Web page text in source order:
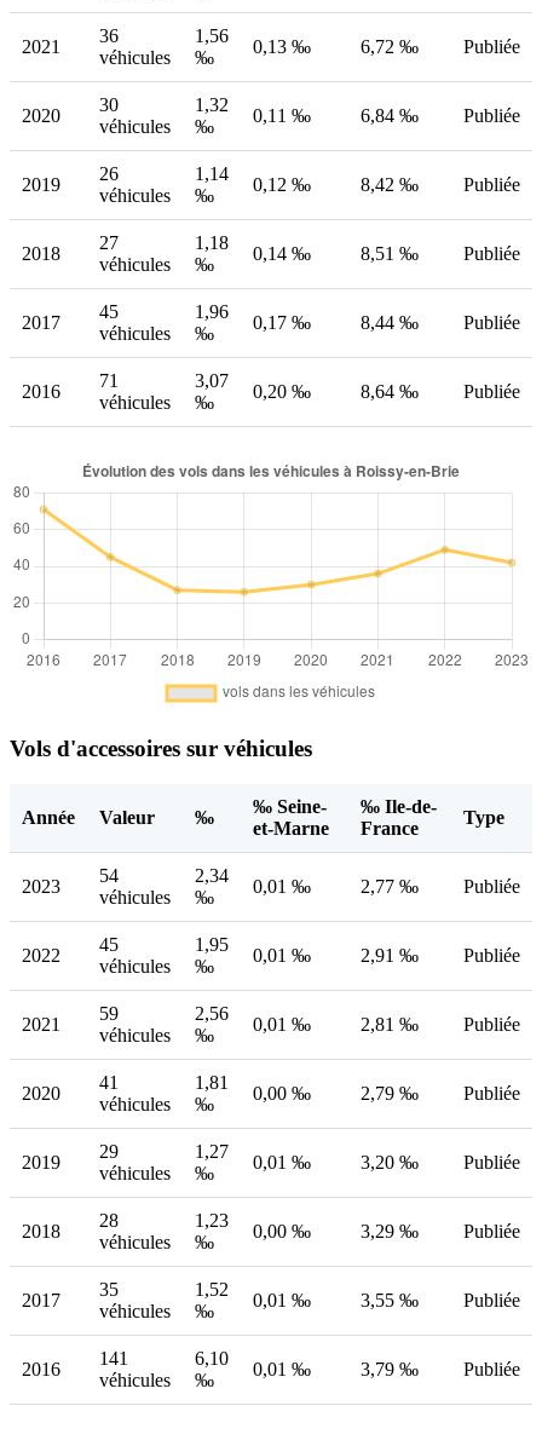
2021
36
véhicules
1,56
‰
0,13 ‰ 6,72 ‰ Publiée
2020
30
véhicules
1,32
‰
0,11 ‰ 6,84 ‰ Publiée
2019
26
véhicules
1,14
‰
0,12 ‰ 8,42 ‰ Publiée
2018
27
véhicules
1,18
‰
0,14 ‰ 8,51 ‰ Publiée
2017
45
véhicules
1,96
‰
0,17 ‰ 8,44 ‰ Publiée
2016
71
véhicules
3,07
‰
0,20 ‰ 8,64 ‰ Publiée
Vols d'accessoires sur véhicules
Année Valeur ‰
‰ Seine-
et-Marne
‰ Ile-de-
France
Type
2023
54
véhicules
2,34
‰
0,01 ‰ 2,77 ‰ Publiée
2022
45
véhicules
1,95
‰
0,01 ‰ 2,91 ‰ Publiée
2021
59
véhicules
2,56
‰
0,01 ‰ 2,81 ‰ Publiée
2020
41
véhicules
1,81
‰
0,00 ‰ 2,79 ‰ Publiée
2019
29
véhicules
1,27
‰
0,01 ‰ 3,20 ‰ Publiée
2018
28
véhicules
1,23
‰
0,00 ‰ 3,29 ‰ Publiée
2017
35
véhicules
1,52
‰
0,01 ‰ 3,55 ‰ Publiée
2016
141
véhicules
6,10
‰
0,01 ‰ 3,79 ‰ Publiée